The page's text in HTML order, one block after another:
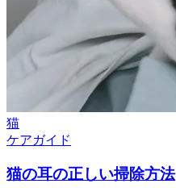
猫
ケアガイド
猫の耳の正しい掃除方法